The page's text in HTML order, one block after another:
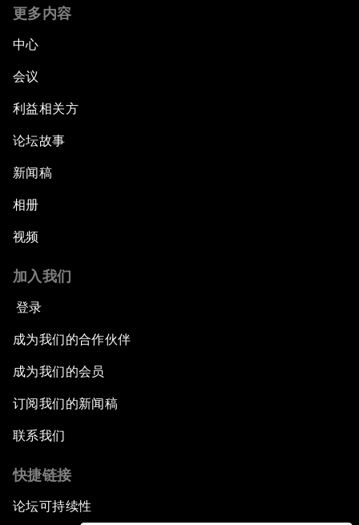
更多内容
中心
会议
利益相关方
论坛故事
新闻稿
相册
视频
加入我们
登录
成为我们的合作伙伴
成为我们的会员
订阅我们的新闻稿
联系我们
快捷链接
论坛可持续性